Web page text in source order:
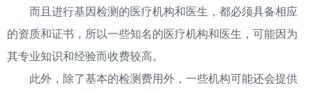
而且进行基因检测的医疗机构和医生，都必须具备相应
的资质和证书，所以一些知名的医疗机构和医生，可能因为
其专业知识和经验而收费较高。
此外，除了基本的检测费用外，一些机构可能还会提供